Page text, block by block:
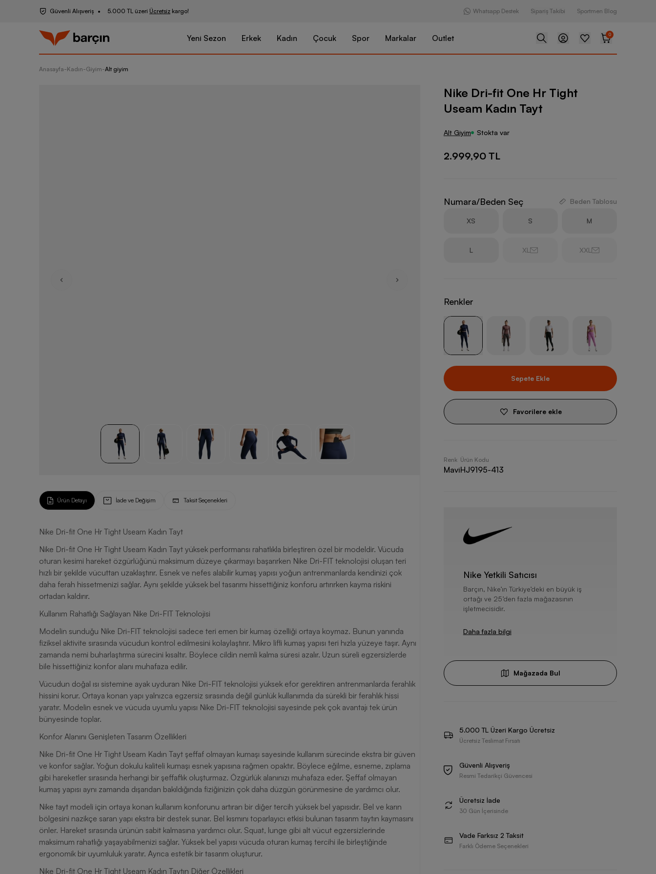
Güvenli Alışveriş 5.000 TL üzeri Ücretsiz kargo! Whatsapp Destek Sipariş Takibi Sportmen Blog
Yeni Sezon Erkek Kadın Çocuk Spor Markalar Outlet 0
Anasayfa-Kadın-Giyim-Alt giyim
Nike Dri-fit One Hr Tight Useam Kadın Tayt
Ürün Detayı İade ve Değişim Taksit Seçenekleri
Nike Dri-fit One Hr Tight Useam Kadın Tayt
Nike Dri-fit One Hr Tight Useam Kadın Tayt yüksek performansı rahatlıkla birleştiren özel bir modeldir. Vücuda
oturan kesimi hareket özgürlüğünü maksimum düzeye çıkarmayı başarırken Nike Dri-FIT teknolojisi oluşan teri
hızlı bir şekilde vücuttan uzaklaştırır. Esnek ve nefes alabilir kumaş yapısı yoğun antrenmanlarda kendinizi çok
daha ferah hissetmenizi sağlar. Aynı şekilde yüksek bel tasarımı hissettiğiniz konforu artırırken kayma riskini
ortadan kaldırır.
Kullanım Rahatlığı Sağlayan Nike Dri-FIT Teknolojisi
Modelin sunduğu Nike Dri-FIT teknolojisi sadece teri emen bir kumaş özelliği ortaya koymaz. Bunun yanında
fiziksel aktivite sırasında vücudun kontrol edilmesini kolaylaştırır. Mikro lifli kumaş yapısı teri hızla yüzeye taşır. Aynı
zamanda nemi buharlaştırma sürecini kısaltır. Böylece cildin nemli kalma süresi azalır. Uzun süreli egzersizlerde
bile hissettiğiniz konfor alanı muhafaza edilir.
Vücudun doğal ısı sistemine ayak uyduran Nike Dri-FIT teknolojisi yüksek efor gerektiren antrenmanlarda ferahlık
hissini korur. Ortaya konan yapı yalnızca egzersiz sırasında değil günlük kullanımda da sürekli bir ferahlık hissi
yaratır. Modelin esnek ve vücuda uyumlu yapısı Nike Dri-FIT teknolojisi sayesinde pek çok avantajı tek ürün
bünyesinde toplar.
Konfor Alanını Genişleten Tasarım Özellikleri
Nike Dri-fit One Hr Tight Useam Kadın Tayt şeffaf olmayan kumaşı sayesinde kullanım sürecinde ekstra bir güven
ve konfor sağlar. Yoğun dokulu kaliteli kumaşı esnek yapısına rağmen opaktır. Böylece eğilme, esneme, zıplama
gibi hareketler sırasında herhangi bir şeffaflık oluşturmaz. Özgürlük alanınızı muhafaza eder. Şeffaf olmayan
kumaş yapısı aynı zamanda dışarıdan bakıldığında fiziğinizin çok daha düzgün görünmesine de yardımcı olur.
Nike tayt modeli için ortaya konan kullanım konforunu artıran bir diğer tercih yüksek bel yapısıdır. Bel ve karın
bölgesini nazikçe saran yapı ekstra bir destek sunar. Bel kısmını toparlayıcı etkisi bulunan tasarım taytın kaymasını
önler. Hareket sırasında ürünün sabit kalmasına yardımcı olur. Squat, lunge gibi alt vücut egzersizlerinde
maksimum rahatlığı yaşayabilmenizi sağlar. Yüksek bel yapısı vücuda oturan kumaş tercihi ile birleştiğinde
ergonomik bir uyumluluk yaratır. Ayrıca estetik bir tasarım oluşturur.
Nike Dri-fit One Hr Tight Useam Kadın Taytın Diğer Özellikleri
Nike Dri-fit One Hr Tight
Useam Kadın Tayt
Alt Giyim Stokta var
2.999,90 TL
Numara/Beden Seç Beden Tablosu
XS S M
L XL XXL
Renkler
Sepete Ekle
Favorilere ekle
Renk
Mavi
Ürün Kodu
HJ9195-413
Nike Yetkili Satıcısı
Barçın, Nike’ın Türkiye’deki en büyük iş
ortağı ve 25’den fazla mağazasının
işletmecisidir.
Daha fazla bilgi
Mağazada Bul
5.000 TL Üzeri Kargo Ücretsiz
Ücretsiz Teslimat Fırsatı
Güvenli Alışveriş
Resmi Tedarikçi Güvencesi
Ücretsiz İade
30 Gün İçerisinde
Vade Farksız 2 Taksit
Farklı Ödeme Seçenekleri